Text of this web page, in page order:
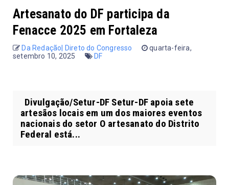
Artesanato do DF participa da
Fenacce 2025 em Fortaleza
Da Redação| Direto do Congresso
quarta-feira,
setembro 10, 2025
DF
Divulgação/Setur-DF Setur-DF apoia sete
artesãos locais em um dos maiores eventos
nacionais do setor O artesanato do Distrito
Federal está...